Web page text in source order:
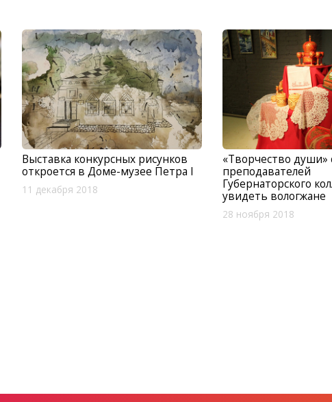
Выставка конкурсных рисунков
откроется в Доме-музее Петра I
11 декабря 2018
«Творчество души»
преподавателей
Губернаторского
увидеть вологжане
28 ноября 2018